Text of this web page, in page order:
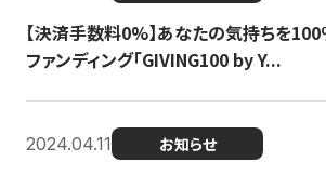
【決済手数料0%】あなたの気持ちを
ファンディング「GIVING100 by Y...
2024.04.11 お知らせ